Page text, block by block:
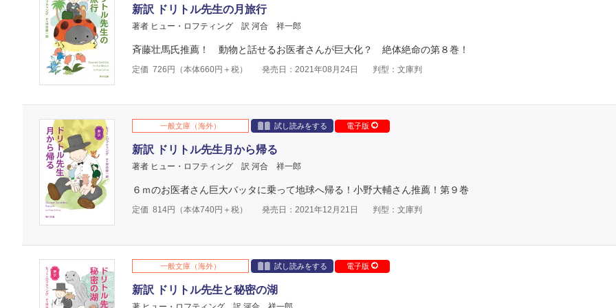
新訳 ドリトル先生の月旅行
著者 ヒュー・ロフティング 訳 河合 祥一郎
斉藤壮馬氏推薦！ 動物と話せるお医者さんが巨大化？ 絶体絶命の第８巻！
定価 726 円（本体660円＋税） 発売日：2021年08月24日 判型：文庫判
一般文庫（海外） 試し読みをする 電子版
新訳 ドリトル先生月から帰る
著者 ヒュー・ロフティング 訳 河合 祥一郎
６ｍのお医者さん巨大バッタに乗って地球へ帰る！小野大輔さん推薦！第９巻
定価 814円（本体740円＋税） 発売日：2021年12月21日 判型：文庫判
一般文庫（海外） 試し読みをする 電子版
新訳 ドリトル先生と秘密の湖